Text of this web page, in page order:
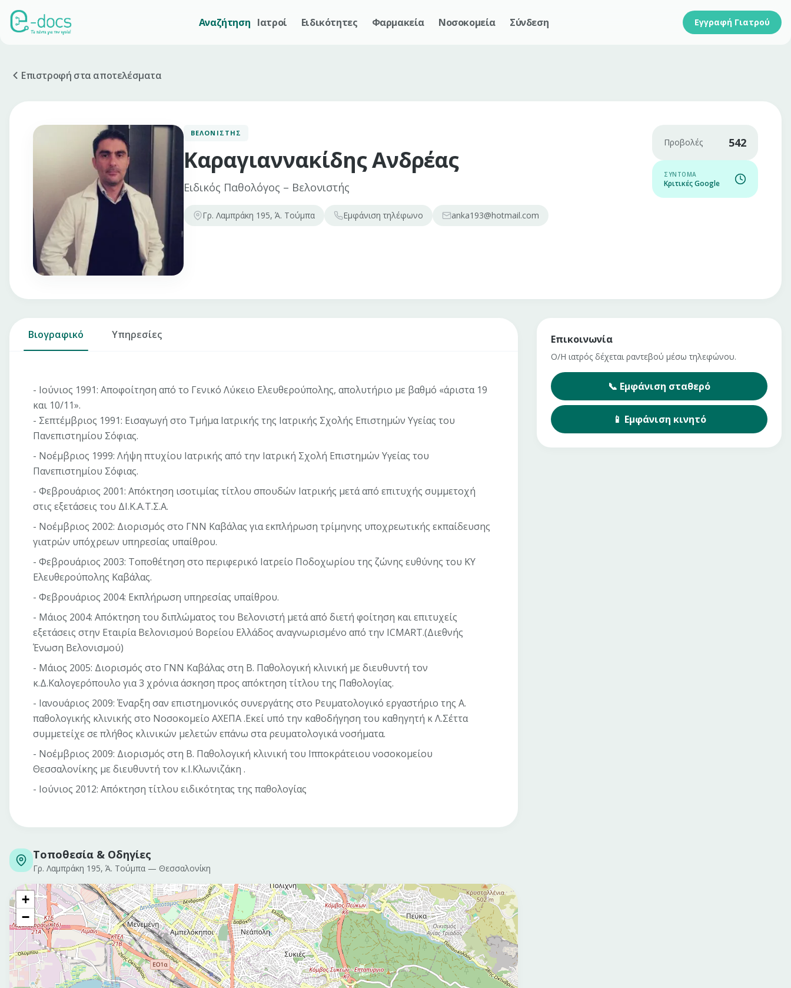
Αναζήτηση Ιατροί Ειδικότητες Φαρμακεία Νοσοκομεία Σύνδεση Εγγραφή Γιατρού
Επιστροφή στα αποτελέσματα
ΒΕΛΟΝΙΣΤΉΣ
Καραγιαννακίδης Ανδρέας
Ειδικός Παθολόγος – Βελονιστής
Γρ. Λαμπράκη 195, Ά. Τούμπα Εμφάνιση τηλέφωνο anka193@hotmail.com
Προβολές 542
ΣΎΝΤΟΜΑ
Κριτικές Google
Βιογραφικό Υπηρεσίες
- Ιούνιος 1991: Αποφοίτηση από το Γενικό Λύκειο Ελευθερούπολης, απολυτήριο με βαθμό «άριστα 19
και 10/11».
- Σεπτέμβριος 1991: Εισαγωγή στο Τμήμα Ιατρικής της Ιατρικής Σχολής Επιστημών Υγείας του
Πανεπιστημίου Σόφιας.
- Νοέμβριος 1999: Λήψη πτυχίου Ιατρικής από την Ιατρική Σχολή Επιστημών Υγείας του
Πανεπιστημίου Σόφιας.
- Φεβρουάριος 2001: Απόκτηση ισοτιμίας τίτλου σπουδών Ιατρικής μετά από επιτυχής συμμετοχή
στις εξετάσεις του ΔΙ.Κ.Α.Τ.Σ.Α.
- Νοέμβριος 2002: Διορισμός στο ΓΝΝ Καβάλας για εκπλήρωση τρίμηνης υποχρεωτικής εκπαίδευσης
γιατρών υπόχρεων υπηρεσίας υπαίθρου.
- Φεβρουάριος 2003: Τοποθέτηση στο περιφερικό Ιατρείο Ποδοχωρίου της ζώνης ευθύνης του ΚΥ
Ελευθερούπολης Καβάλας.
- Φεβρουάριος 2004: Εκπλήρωση υπηρεσίας υπαίθρου.
- Μάιος 2004: Απόκτηση του διπλώματος του Βελονιστή μετά από διετή φοίτηση και επιτυχείς
εξετάσεις στην Εταιρία Βελονισμού Βορείου Ελλάδος αναγνωρισμένο από την ICMART.(Διεθνής
Ένωση Βελονισμού)
- Μάιος 2005: Διορισμός στο ΓΝΝ Καβάλας στη Β. Παθολογική κλινική με διευθυντή τον
κ.Δ.Καλογερόπουλο για 3 χρόνια άσκηση προς απόκτηση τίτλου της Παθολογίας.
- Ιανουάριος 2009: Έναρξη σαν επιστημονικός συνεργάτης στο Ρευματολογικό εργαστήριο της Α.
παθολογικής κλινικής στο Νοσοκομείο ΑΧΕΠΑ .Εκεί υπό την καθοδήγηση του καθηγητή κ Λ.Σέττα
συμμετείχε σε πλήθος κλινικών μελετών επάνω στα ρευματολογικά νοσήματα.
- Νοέμβριος 2009: Διορισμός στη Β. Παθολογική κλινική του Ιπποκράτειου νοσοκομείου
Θεσσαλονίκης με διευθυντή τον κ.Ι.Κλωνιζάκη .
- Ιούνιος 2012: Απόκτηση τίτλου ειδικότητας της παθολογίας
Τοποθεσία & Οδηγίες
Γρ. Λαμπράκη 195, Ά. Τούμπα — Θεσσαλονίκη
+
−
Επικοινωνία
Ο/Η ιατρός δέχεται ραντεβού μέσω τηλεφώνου.
📞 Εμφάνιση σταθερό
📱 Εμφάνιση κινητό